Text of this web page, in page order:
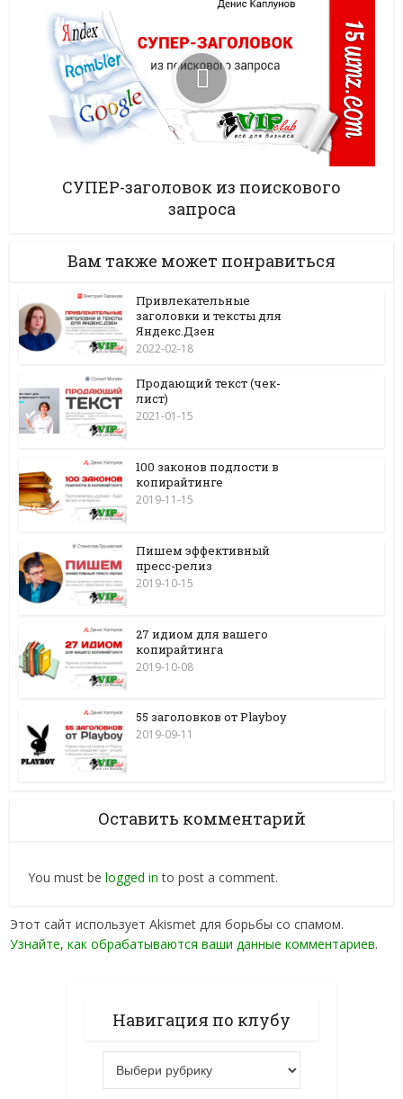
СУПЕР-заголовок из поискового
запроса
Вам также может понравиться
Привлекательные
заголовки и тексты для
Яндекс.Дзен
2022-02-18
Продающий текст (чек-
лист)
2021-01-15
100 законов подлости в
копирайтинге
2019-11-15
Пишем эффективный
пресс-релиз
2019-10-15
27 идиом для вашего
копирайтинга
2019-10-08
55 заголовков от Playboy
2019-09-11
Оставить комментарий
You must belogged in to post a comment.
Этот сайт использует Akismet для борьбы со спамом.
Узнайте, как обрабатываются ваши данные комментариев.
Навигация по клубу